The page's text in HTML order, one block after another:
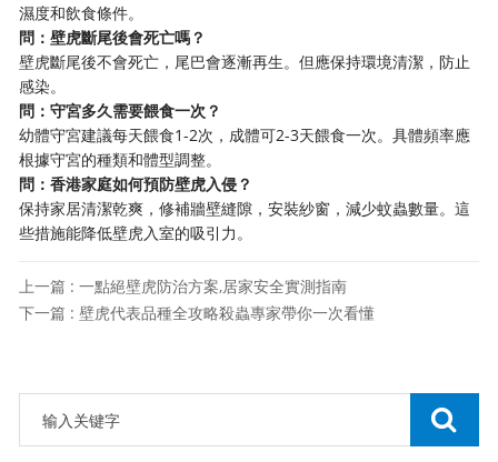
濕度和飲食條件。
問：壁虎斷尾後會死亡嗎？
壁虎斷尾後不會死亡，尾巴會逐漸再生。但應保持環境清潔，防止
感染。
問：守宮多久需要餵食一次？
幼體守宮建議每天餵食1-2次，成體可2-3天餵食一次。具體頻率應
根據守宮的種類和體型調整。
問：香港家庭如何預防壁虎入侵？
保持家居清潔乾爽，修補牆壁縫隙，安裝紗窗，減少蚊蟲數量。這
些措施能降低壁虎入室的吸引力。
上一篇 : 一點絕壁虎防治方案,居家安全實測指南
下一篇 : 壁虎代表品種全攻略殺蟲專家帶你一次看懂